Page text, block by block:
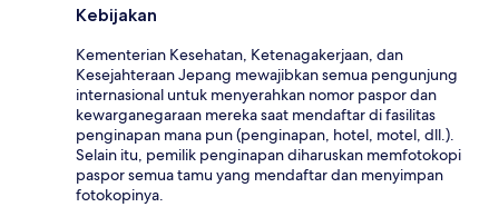
Kebijakan
Kementerian Kesehatan, Ketenagakerjaan, dan
Kesejahteraan Jepang mewajibkan semua pengunjung
internasional untuk menyerahkan nomor paspor dan
kewarganegaraan mereka saat mendaftar di fasilitas
penginapan mana pun (penginapan, hotel, motel, dll.).
Selain itu, pemilik penginapan diharuskan memfotokopi
paspor semua tamu yang mendaftar dan menyimpan
fotokopinya.